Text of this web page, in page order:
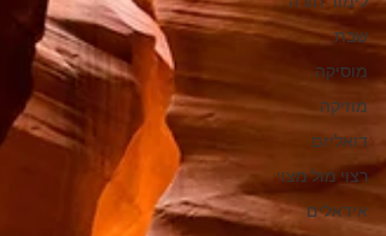
שבת
מוסיקה
מוזיקה
דואליזם
רצוי מול מצוי
אידאלים